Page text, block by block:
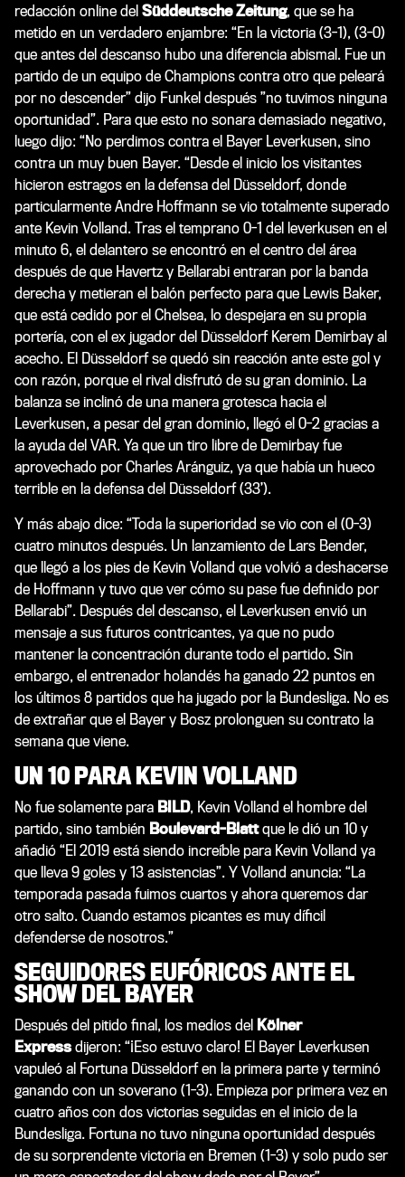
redacción online del Süddeutsche Zeitung, que se ha
metido en un verdadero enjambre: “En la victoria (3-1), (3-0)
que antes del descanso hubo una diferencia abismal. Fue un
partido de un equipo de Champions contra otro que peleará
por no descender” dijo Funkel después ”no tuvimos ninguna
oportunidad”. Para que esto no sonara demasiado negativo,
luego dijo: “No perdimos contra el Bayer Leverkusen, sino
contra un muy buen Bayer. “Desde el inicio los visitantes
hicieron estragos en la defensa del Düsseldorf, donde
particularmente Andre Hoffmann se vio totalmente superado
ante Kevin Volland. Tras el temprano 0-1 del leverkusen en el
minuto 6, el delantero se encontró en el centro del área
después de que Havertz y Bellarabi entraran por la banda
derecha y metieran el balón perfecto para que Lewis Baker,
que está cedido por el Chelsea, lo despejara en su propia
portería, con el ex jugador del Düsseldorf Kerem Demirbay al
acecho. El Düsseldorf se quedó sin reacción ante este gol y
con razón, porque el rival disfrutó de su gran dominio. La
balanza se inclinó de una manera grotesca hacia el
Leverkusen, a pesar del gran dominio, llegó el 0-2 gracias a
la ayuda del VAR. Ya que un tiro libre de Demirbay fue
aprovechado por Charles Aránguiz, ya que había un hueco
terrible en la defensa del Düsseldorf (33’).
Y más abajo dice: “Toda la superioridad se vio con el (0-3)
cuatro minutos después. Un lanzamiento de Lars Bender,
que llegó a los pies de Kevin Volland que volvió a deshacerse
de Hoffmann y tuvo que ver cómo su pase fue definido por
Bellarabi”. Después del descanso, el Leverkusen envió un
mensaje a sus futuros contricantes, ya que no pudo
mantener la concentración durante todo el partido. Sin
embargo, el entrenador holandés ha ganado 22 puntos en
los últimos 8 partidos que ha jugado por la Bundesliga. No es
de extrañar que el Bayer y Bosz prolonguen su contrato la
semana que viene.
UN 10 PARA KEVIN VOLLAND
No fue solamente para BILD, Kevin Volland el hombre del
partido, sino también Boulevard-Blattque le dió un 10 y
añadió “El 2019 está siendo increíble para Kevin Volland ya
que lleva 9 goles y 13 asistencias”. Y Volland anuncia: “La
temporada pasada fuimos cuartos y ahora queremos dar
otro salto. Cuando estamos picantes es muy díficil
defenderse de nosotros.”
SEGUIDORES EUFÓRICOS ANTE EL
SHOW DEL BAYER
Después del pitido final, los medios del Kölner
Express dijeron: “¡Eso estuvo claro! El Bayer Leverkusen
vapuleó al Fortuna Düsseldorf en la primera parte y terminó
ganando con un soverano (1-3). Empieza por primera vez en
cuatro años con dos victorias seguidas en el inicio de la
Bundesliga. Fortuna no tuvo ninguna oportunidad después
de su sorprendente victoria en Bremen (1-3) y solo pudo ser